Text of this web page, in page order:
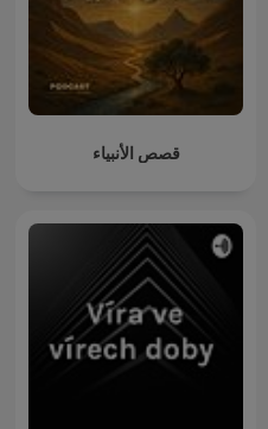
قصص الأنبياء